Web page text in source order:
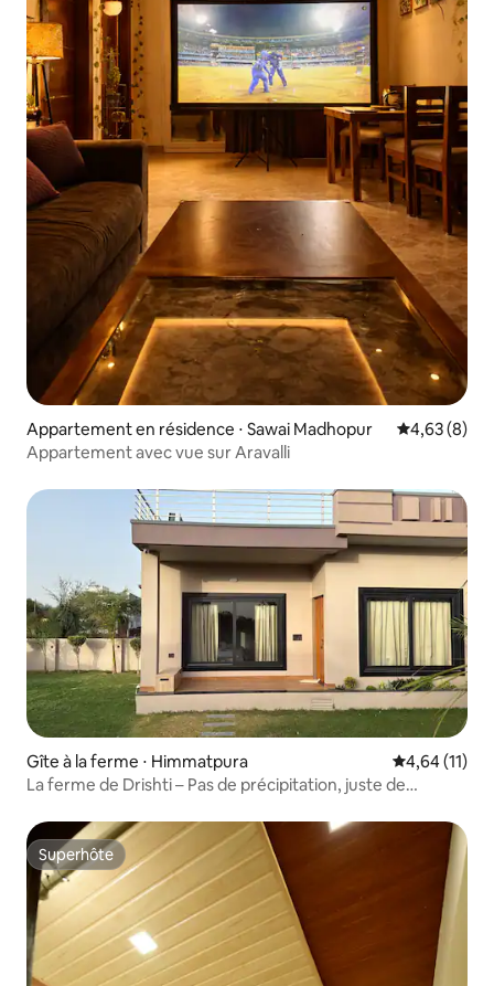
Appartement en résidence ⋅ Sawai Madhopur Évaluation
4,63 (8)
Appartement avec vue sur Aravalli
Gîte à la ferme ⋅ Himmatpura Évaluation
4,64 (11)
La ferme de Drishti – Pas de précipitation, juste de
Superhôte
Superhôte